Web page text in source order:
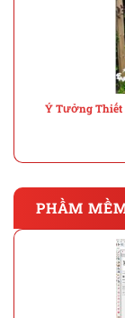
Ý Tưởng Thiết
PHẦM